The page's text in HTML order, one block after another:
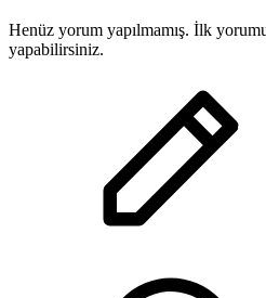
Henüz yorum yapılmamış. İlk
yapabilirsiniz.